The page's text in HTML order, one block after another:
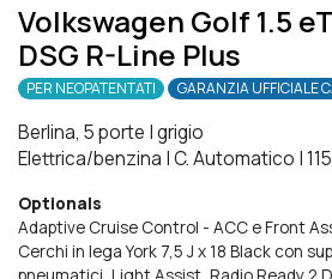
Volkswagen Golf 1.5
DSG R-Line Plus
PER NEOPATENTATI GARANZIA UFFICIALE
Berlina, 5 porte |grigio
Elettrica/benzina |C. Automatico |
Optionals
Adaptive Cruise Control - ACC e Front
Cerchi in lega York 7,5 J x 18 Black con